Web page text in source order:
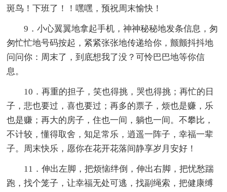
斑鸟！下班了！！嘿嘿，预祝周末愉快！
9．小心翼翼地拿起手机，神神秘秘地发条信息，匆
匆忙忙地号码按起，紧紧张张地传递给你，颤颤抖抖地
问问你：周末了，到底想我了没？可怜巴巴地等你信
息。
10．再重的担子，笑也得挑，哭也得挑；再忙的日
子，悲也要过，喜也要过；再多的票子，烦也是赚，乐
也是赚；再大的房子，住也一间，躺也一间。不攀比，
不计较，懂得取舍，知足常乐，逍遥一阵子，幸福一辈
子。周末快乐，愿你在花开花落间静享岁月安好！
11．伸出左脚，把烦恼绊倒，伸出右脚，把忧愁踹
跑，找个笼子，让幸福无处可逃，找副绳索，把健康缚